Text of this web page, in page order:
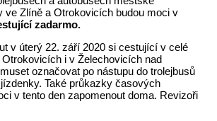
ve Zlíně a Otrokovicích budou moci v
zadarmo.
v úterý 22. září 2020 si cestující v celé
i v Želechovicích nad
označovat po nástupu do trolejbusů
Také průkazky časových
v tento den zapomenout doma. Revizoři